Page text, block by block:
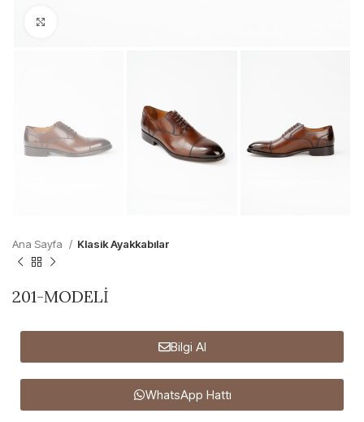
Ana Sayfa Klasik Ayakkabılar
201-MODELİ
Bilgi Al
WhatsApp Hattı